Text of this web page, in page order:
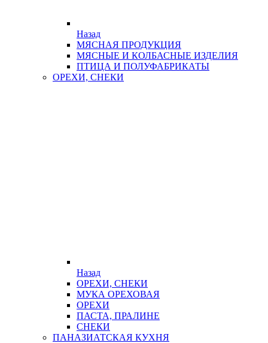
Назад
МЯСНАЯ ПРОДУКЦИЯ
МЯСНЫЕ И КОЛБАСНЫЕ ИЗДЕЛИЯ
ПТИЦА И ПОЛУФАБРИКАТЫ
ОРЕХИ, СНЕКИ
Назад
ОРЕХИ, СНЕКИ
МУКА ОРЕХОВАЯ
ОРЕХИ
ПАСТА, ПРАЛИНЕ
СНЕКИ
ПАНАЗИАТСКАЯ КУХНЯ